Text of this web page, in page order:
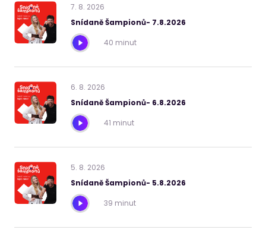
7. 8. 2026
Snídaně Šampionů- 7.8.2026
40 minut
6. 8. 2026
Snídaně Šampionů- 6.8.2026
41 minut
5. 8. 2026
Snídaně Šampionů- 5.8.2026
39 minut